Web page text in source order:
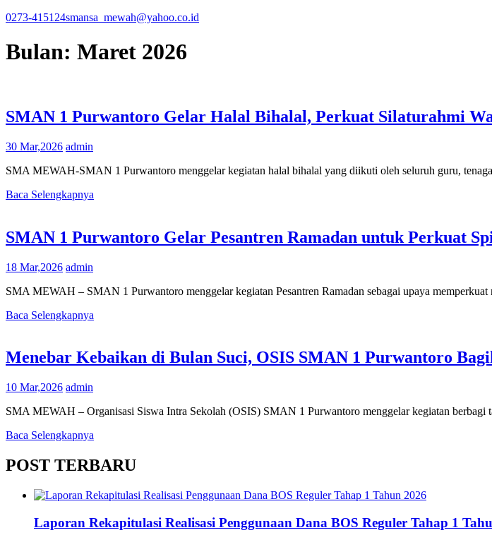
0273-415124smansa_mewah@yahoo.co.id
Bulan: Maret 2026
SMAN 1 Purwantoro Gelar Halal Bihalal, Perkuat Silaturahmi
30 Mar,2026 admin
SMA MEWAH-SMAN 1 Purwantoro menggelar kegiatan halal bihalal yang diikuti oleh seluruh guru,
Baca Selengkapnya
SMAN 1 Purwantoro Gelar Pesantren Ramadan untuk Perkuat
18 Mar,2026 admin
SMA MEWAH – SMAN 1 Purwantoro menggelar kegiatan Pesantren Ramadan sebagai upaya
Baca Selengkapnya
Menebar Kebaikan di Bulan Suci, OSIS SMAN 1 Purwantoro
10 Mar,2026 admin
SMA MEWAH – Organisasi Siswa Intra Sekolah (OSIS) SMAN 1 Purwantoro menggelar kegiatan
Baca Selengkapnya
POST TERBARU
Laporan Rekapitulasi Realisasi Penggunaan Dana BOS Reguler Tahap 1